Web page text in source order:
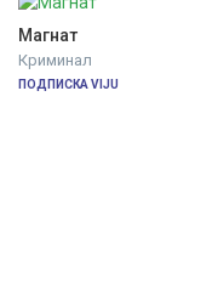
Магнат
Криминал
ПОДПИСКА VIJU